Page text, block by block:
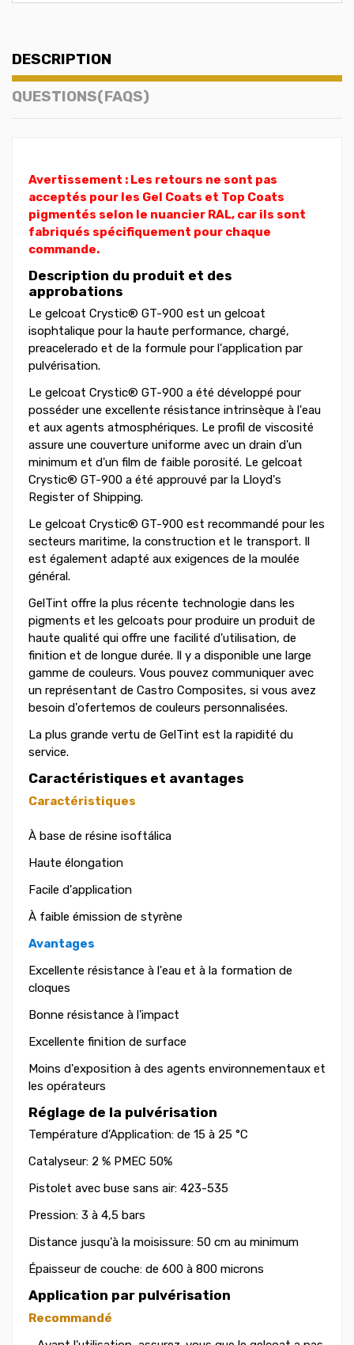
DESCRIPTION
QUESTIONS(FAQS)
Avertissement : Les retours ne sont pas
acceptés pour les Gel Coats et Top Coats
pigmentés selon le nuancier RAL, car ils sont
fabriqués spécifiquement pour chaque
commande.
Description du produit et des
approbations
Le gelcoat Crystic® GT-900 est un gelcoat
isophtalique pour la haute performance, chargé,
preacelerado et de la formule pour l'application par
pulvérisation.
Le gelcoat Crystic® GT-900 a été développé pour
posséder une excellente résistance intrinsèque à l'eau
et aux agents atmosphériques. Le profil de viscosité
assure une couverture uniforme avec un drain d'un
minimum et d'un film de faible porosité. Le gelcoat
Crystic® GT-900 a été approuvé par la Lloyd's
Register of Shipping.
Le gelcoat Crystic® GT-900 est recommandé pour les
secteurs maritime, la construction et le transport. Il
est également adapté aux exigences de la moulée
général.
GelTint offre la plus récente technologie dans les
pigments et les gelcoats pour produire un produit de
haute qualité qui offre une facilité d'utilisation, de
finition et de longue durée. Il y a disponible une large
gamme de couleurs. Vous pouvez communiquer avec
un représentant de Castro Composites, si vous avez
besoin d'ofertemos de couleurs personnalisées.
La plus grande vertu de GelTint est la rapidité du
service.
Caractéristiques et avantages
Caractéristiques
À base de résine isoftálica
Haute élongation
Facile d'application
À faible émission de styrène
Avantages
Excellente résistance à l'eau et à la formation de
cloques
Bonne résistance à l'impact
Excellente finition de surface
Moins d'exposition à des agents environnementaux et
les opérateurs
Réglage de la pulvérisation
Température d'Application: de 15 à 25 °C
Catalyseur: 2 % PMEC 50%
Pistolet avec buse sans air: 423-535
Pression: 3 à 4,5 bars
Distance jusqu'à la moisissure: 50 cm au minimum
Épaisseur de couche: de 600 à 800 microns
Application par pulvérisation
Recommandé